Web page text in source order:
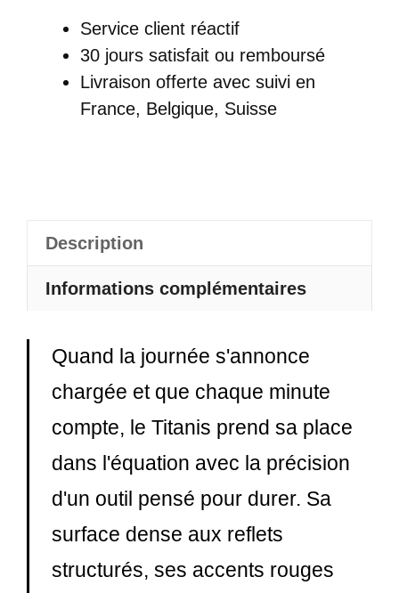
Antivol
29L
Service client réactif
30 jours satisfait ou remboursé
Livraison offerte avec suivi en
France, Belgique, Suisse
Description
Informations complémentaires
Quand la journée s'annonce
chargée et que chaque minute
compte, le Titanis prend sa place
dans l'équation avec la précision
d'un outil pensé pour durer. Sa
surface dense aux reflets
structurés, ses accents rouges